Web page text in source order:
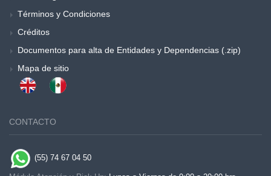
Términos y Condiciones
Créditos
Documentos para alta de Entidades y Dependencias (.zip)
Mapa de sitio
CONTACTO
(55) 74 67 04 50